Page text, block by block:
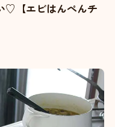
♡【エビはんぺんチ